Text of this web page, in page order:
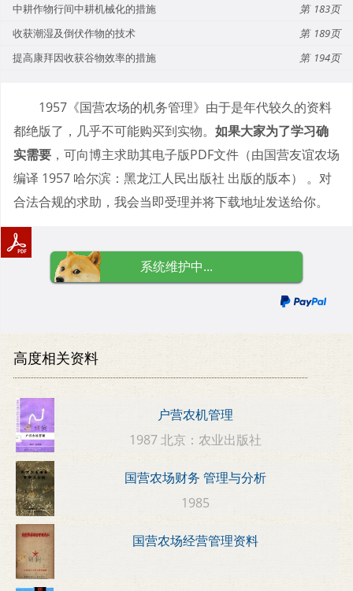
中耕作物行间中耕机械化的措施
183
收获潮湿及倒伏作物的技术
189
提高康拜因收获谷物效率的措施
194
1957《国营农场的机务管理》由于是年代较久的资料
都绝版了，几乎不可能购买到实物。 如果大家为了学习确
实需要 ，可向博主求助其电子版PDF文件（由国营友谊农场
编译 1957 哈尔滨：黑龙江人民出版社 出版的版本） 。对
合法合规的求助，我会当即受理并将下载地址发送给你。
系统维护中...
高度相关资料
户营农机管理
1987 北京：农业出版社
国营农场财务 管理与分析
1985
国营农场经营管理资料